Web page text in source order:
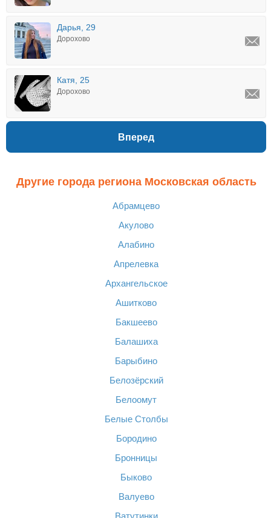
Дарья, 29
Дорохово
Катя, 25
Дорохово
Вперед
Другие города региона Московская область
Абрамцево
Акулово
Алабино
Апрелевка
Архангельское
Ашитково
Бакшеево
Балашиха
Барыбино
Белозёрский
Белоомут
Белые Столбы
Бородино
Бронницы
Быково
Валуево
Ватутинки